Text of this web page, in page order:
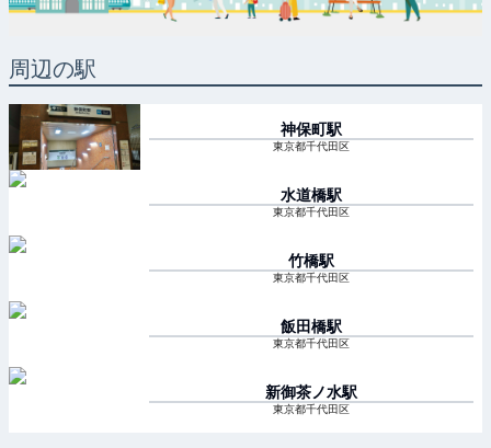
周辺の駅
神保町駅
東京都千代田区
水道橋駅
東京都千代田区
竹橋駅
東京都千代田区
飯田橋駅
東京都千代田区
新御茶ノ水駅
東京都千代田区